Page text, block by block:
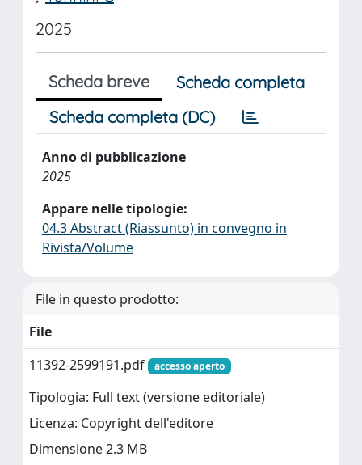
2025
Scheda breve
Scheda completa
Scheda completa (DC)
Anno di pubblicazione
2025
Appare nelle tipologie:
04.3 Abstract (Riassunto) in convegno in
Rivista/Volume
File in questo prodotto:
File
11392-2599191.pdf
accesso aperto
Tipologia: Full text (versione editoriale)
Licenza: Copyright dell'editore
Dimensione 2.3 MB